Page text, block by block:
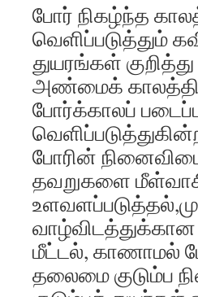
போர் நிகழ்ந்த
வெளிப்படுத்தும்
துயரங்கள்
அண்மைக்
போர்க்காலப்
போரின்
தவறுகளை
வாழ்விடத்துக்கான
மீட்டல், காணாமல்
தலைமை குடும்ப